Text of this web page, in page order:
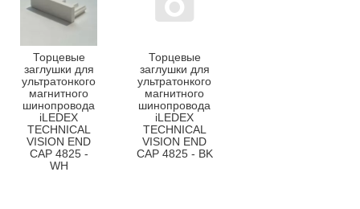
Торцевые
заглушки для
ультратонкого
магнитного
шинопровода
iLEDEX
TECHNICAL
VISION END
CAP 4825 -
WH
Торцевые
заглушки для
ультратонкого
магнитного
шинопровода
iLEDEX
TECHNICAL
VISION END
CAP 4825 - BK